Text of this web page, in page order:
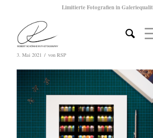
Limitierte Fotografien in
3. Mai 2021 / von RSP